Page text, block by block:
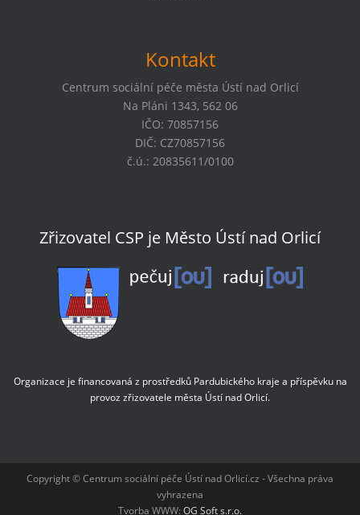
Kontakt
Centrum sociální péče města Ústí nad Orlicí
Na Pláni 1343, 562 06
IČO: 70857156
DIČ: CZ70857156
č.ú.: 20835611/0100
Zřizovatel CSP je Město Ústí nad Orlicí
Organizace je financovaná z prostředků Pardubického kraje a příspěvku na
provoz zřizovatele města Ústí nad Orlicí.
Copyright © Centrum sociální péče Ústí nad Orlicí.cz - Všechna práva
vyhrazena
Tvorba WWW: OG Soft s.r.o.